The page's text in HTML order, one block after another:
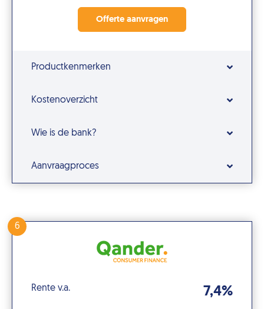
Productkenmerken
Kostenoverzicht
Wie is de bank?
Aanvraagproces
6
Rente v.a. 7,4%